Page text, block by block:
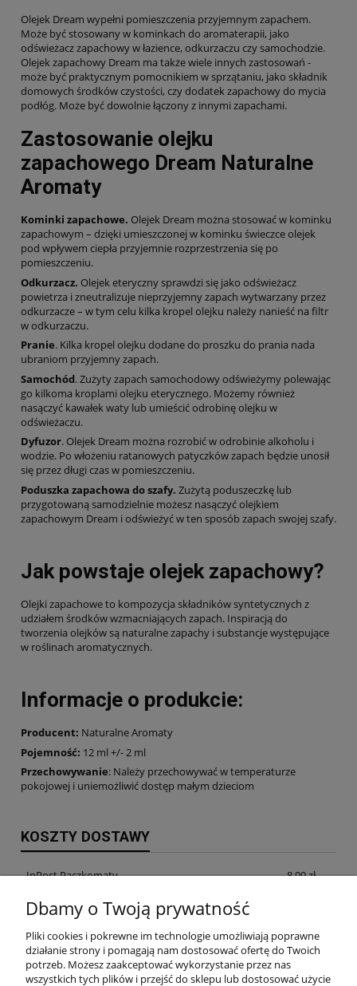
Olejek Dream wypełni pomieszczenia przyjemnym zapachem.
Może być stosowany w kominkach do aromaterapii, jako
odświeżacz zapachowy w łazience, odkurzaczu czy samochodzie.
Olejek zapachowy Dream ma także wiele innych zastosowań -
może być praktycznym pomocnikiem w sprzątaniu, jako składnik
domowych środków czystości, czy dodatek zapachowy do mycia
podłóg. Może być dowolnie łączony z innymi zapachami.
Zastosowanie olejku
zapachowego Dream Naturalne
Aromaty
Kominki zapachowe. Olejek Dream można stosować w kominku
zapachowym – dzięki umieszczonej w kominku świeczce olejek
pod wpływem ciepła przyjemnie rozprzestrzenia się po
pomieszczeniu.
Odkurzacz. Olejek eteryczny sprawdzi się jako odświeżacz
powietrza i zneutralizuje nieprzyjemny zapach wytwarzany przez
odkurzacze – w tym celu kilka kropel olejku należy nanieść na filtr
w odkurzaczu.
Pranie. Kilka kropel olejku dodane do proszku do prania nada
ubraniom przyjemny zapach.
Samochód. Zużyty zapach samochodowy odświeżymy polewając
go kilkoma kroplami olejku eterycznego. Możemy również
nasączyć kawałek waty lub umieścić odrobinę olejku w
odświeżaczu.
Dyfuzor. Olejek Dream można rozrobić w odrobinie alkoholu i
wodzie. Po włożeniu ratanowych patyczków zapach będzie unosił
się przez długi czas w pomieszczeniu.
Poduszka zapachowa do szafy. Zużytą poduszeczkę lub
przygotowaną samodzielnie możesz nasączyć olejkiem
zapachowym Dream i odświeżyć w ten sposób zapach swojej szafy.
Jak powstaje olejek zapachowy?
Olejki zapachowe to kompozycja składników syntetycznych z
udziałem środków wzmacniających zapach. Inspiracją do
tworzenia olejków są naturalne zapachy i substancje występujące
w roślinach aromatycznych.
Informacje o produkcie:
Producent: Naturalne Aromaty
Pojemność: 12 ml +/- 2 ml
Przechowywanie: Należy przechowywać w temperaturze
pokojowej i uniemożliwić dostęp małym dzieciom
KOSZTY DOSTAWY
InPost Paczkomaty 8,99 zł
InPost Kurier
odbiór osobisty w siedzibie firmy 0,00 zł
Dbamy o Twoją prywatność
Pliki cookies i pokrewne im technologie umożliwiają poprawne
działanie strony i pomagają nam dostosować ofertę do Twoich
potrzeb. Możesz zaakceptować wykorzystanie przez nas
wszystkich tych plików i przejść do sklepu lub dostosować użycie